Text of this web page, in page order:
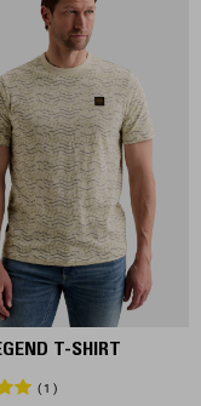
T-SHIRT
1